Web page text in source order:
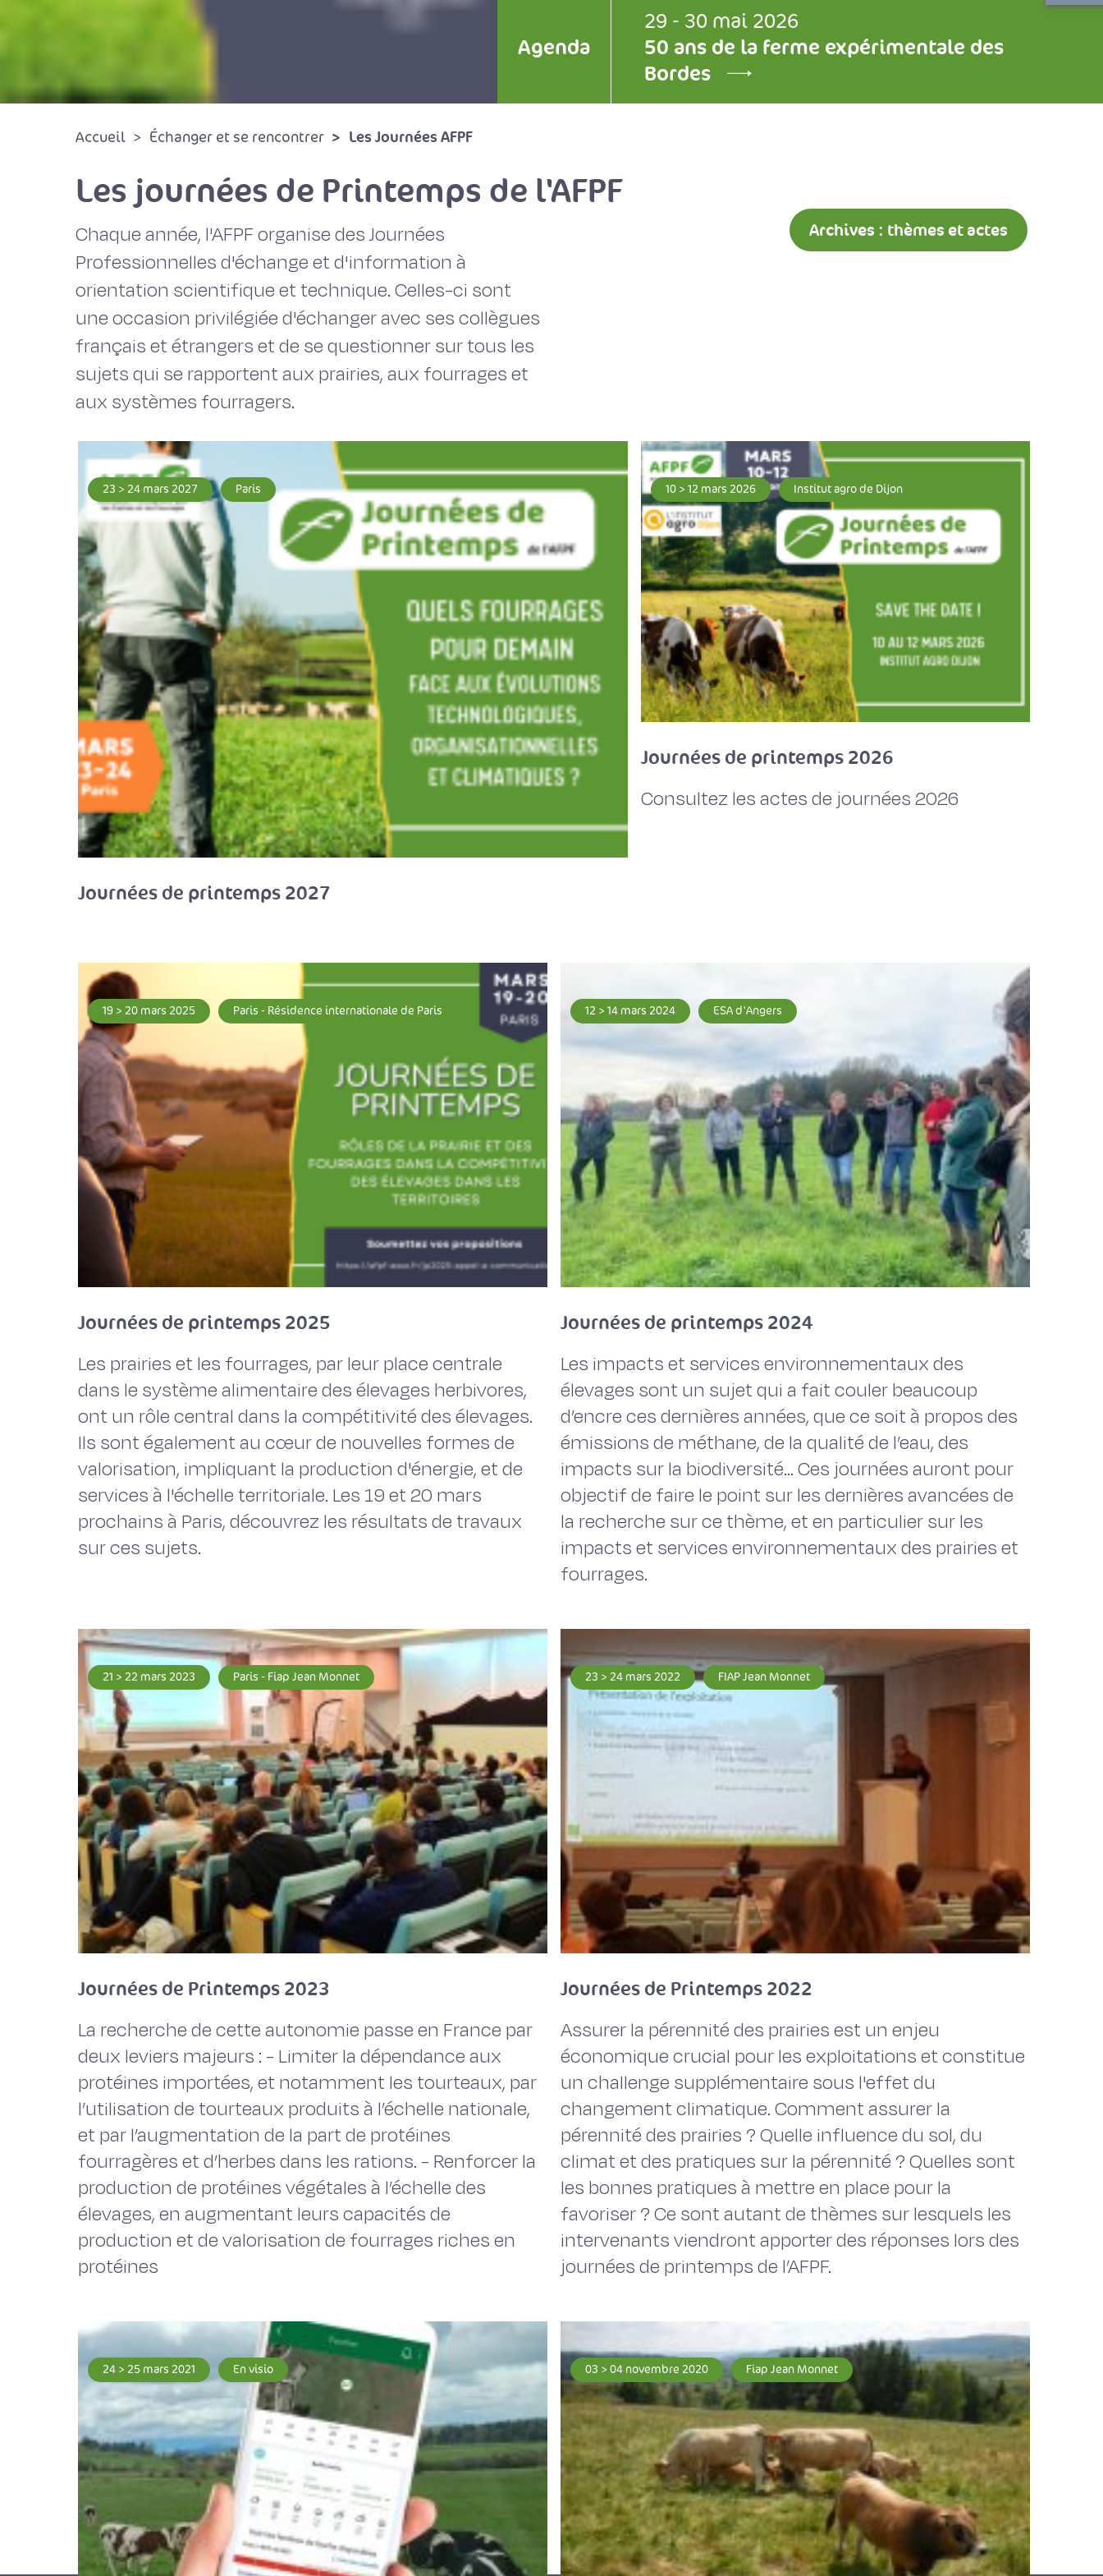
Agenda
29 - 30 mai 2026
50 ans de la ferme expérimentale des
Bordes
Accueil Échanger et se rencontrer Les Journées AFPF
Les journées de Printemps de l'AFPF
Chaque année, l'AFPF organise des Journées
Professionnelles d'échange et d'information à
orientation scientifique et technique. Celles-ci sont
une occasion privilégiée d'échanger avec ses collègues
français et étrangers et de se questionner sur tous les
sujets qui se rapportent aux prairies, aux fourrages et
aux systèmes fourragers.
Archives : thèmes et actes
Journées de printemps 2027
23 > 24 mars 2027 Paris
Journées de printemps 2026
Consultez les actes de journées 2026
10 > 12 mars 2026 Institut agro de Dijon
Journées de printemps 2025
Les prairies et les fourrages, par leur place centrale
dans le système alimentaire des élevages herbivores,
ont un rôle central dans la compétitivité des élevages.
Ils sont également au cœur de nouvelles formes de
valorisation, impliquant la production d'énergie, et de
services à l'échelle territoriale. Les 19 et 20 mars
prochains à Paris, découvrez les résultats de travaux
sur ces sujets.
19 > 20 mars 2025 Paris - Résidence internationale de Paris
Journées de printemps 2024
Les impacts et services environnementaux des
élevages sont un sujet qui a fait couler beaucoup
d’encre ces dernières années, que ce soit à propos des
émissions de méthane, de la qualité de l’eau, des
impacts sur la biodiversité… Ces journées auront pour
objectif de faire le point sur les dernières avancées de
la recherche sur ce thème, et en particulier sur les
impacts et services environnementaux des prairies et
fourrages.
12 > 14 mars 2024 ESA d'Angers
Journées de Printemps 2023
La recherche de cette autonomie passe en France par
deux leviers majeurs : - Limiter la dépendance aux
protéines importées, et notamment les tourteaux, par
l’utilisation de tourteaux produits à l’échelle nationale,
et par l’augmentation de la part de protéines
fourragères et d’herbes dans les rations. - Renforcer la
production de protéines végétales à l’échelle des
élevages, en augmentant leurs capacités de
production et de valorisation de fourrages riches en
protéines
21 > 22 mars 2023 Paris - Fiap Jean Monnet
Journées de Printemps 2022
Assurer la pérennité des prairies est un enjeu
économique crucial pour les exploitations et constitue
un challenge supplémentaire sous l'effet du
changement climatique. Comment assurer la
pérennité des prairies ? Quelle influence du sol, du
climat et des pratiques sur la pérennité ? Quelles sont
les bonnes pratiques à mettre en place pour la
favoriser ? Ce sont autant de thèmes sur lesquels les
intervenants viendront apporter des réponses lors des
journées de printemps de l’AFPF.
23 > 24 mars 2022 FIAP Jean Monnet
24 > 25 mars 2021 En visio 03 > 04 novembre 2020 Fiap Jean Monnet